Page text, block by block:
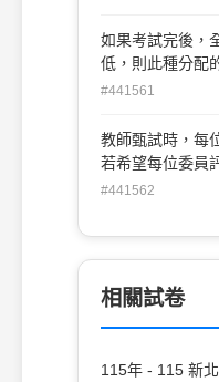
如果考試完後，
低，則此種分配的
矩形分配 (B)高
#441561
教師甄試時，每
若希望每位委員
有相同的影響力
異數 (B)組內的考生人數 (C)
值 (D)考生應試
#441562
相關試卷
115年 - 115 新